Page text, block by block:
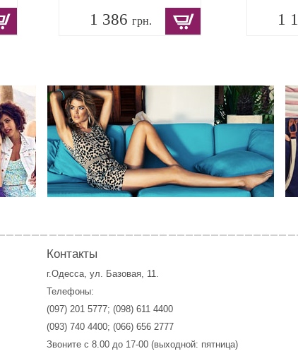
1 386 грн. 1
Контакты
г.Одесса, ул. Базовая, 11.
Телефоны:
(097) 201 5777; (098) 611 4400
(093) 740 4400; (066) 656 2777
Звоните с 8.00 до 17-00 (выходной: пятница)